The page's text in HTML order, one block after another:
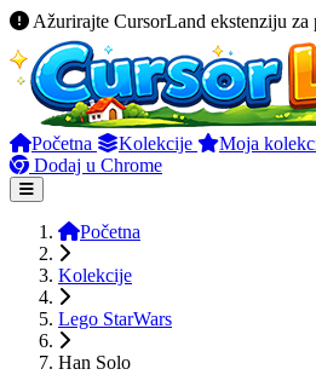
Ažurirajte CursorLand ekstenziju za
Početna Kolekcije Moja
Dodaj u Chrome
Početna
Kolekcije
Lego StarWars
Han Solo